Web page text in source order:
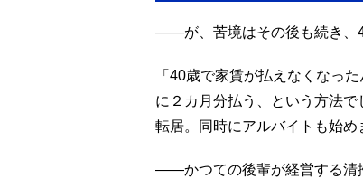
――が、苦境はその後も続き、
「40歳で家賃が払えなくなっ
に２カ月分払う、という方法
転居。同時にアルバイトも始め
――かつての後輩が経営する清